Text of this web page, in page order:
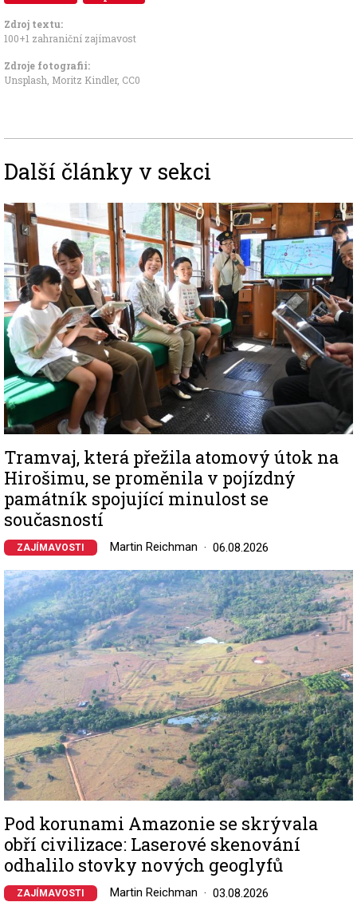
Zdroj textu:
100+1 zahraniční zajímavost
Zdroje fotografii:
Unsplash, Moritz Kindler, CC0
Další články v sekci
Image
Tramvaj, která přežila atomový útok na
Hirošimu, se proměnila v pojízdný
památník spojující minulost se
současností
ZAJÍMAVOSTI Martin Reichman 06.08.2026
Image
Pod korunami Amazonie se skrývala
obří civilizace: Laserové skenování
odhalilo stovky nových geoglyfů
ZAJÍMAVOSTI Martin Reichman 03.08.2026